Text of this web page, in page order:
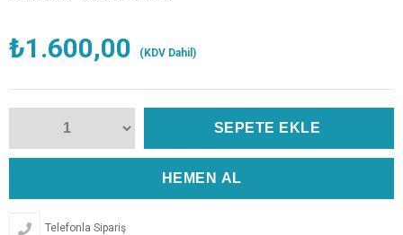
₺1.600,00 (KDV Dahil)
Telefonla Sipariş